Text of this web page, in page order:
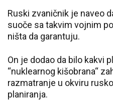
Ruski zvaničnik je naveo
suoče sa takvim vojnim
ništa da garantuju.
On je dodao da bilo kakvi
“nuklearnog kišobrana“
razmatranje u okviru
planiranja.